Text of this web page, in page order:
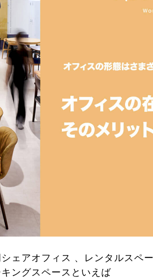
ェアオフィス 、レンタルスペ
キングスペースといえば